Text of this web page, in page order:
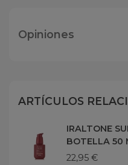
Opiniones
ARTÍCULOS
IRALTONE
BOTELLA 50
22,95 €